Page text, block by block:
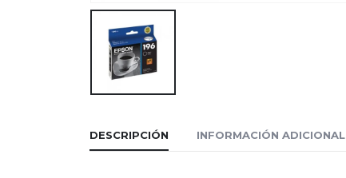
DESCRIPCIÓN INFORMACIÓN ADICIONAL